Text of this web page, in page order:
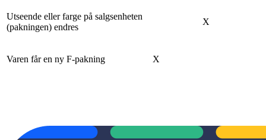
Utseende eller farge på salgsenheten
(pakningen) endres
X
Varen får en ny F-pakning X